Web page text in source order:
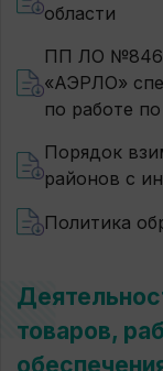
области
ПП ЛО №846
«АЭРЛО»
по работе
Порядок
районов с
Политика
товаров,